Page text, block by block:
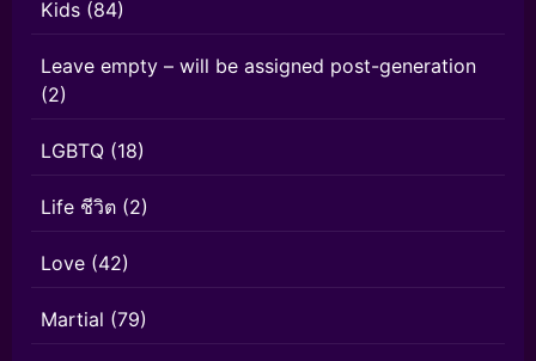
Kids (84)
Leave empty – will be assigned post-generation
(2)
LGBTQ (18)
Life ชีวิต (2)
Love (42)
Martial (79)